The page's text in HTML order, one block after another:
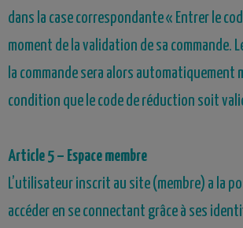
dans la case correspondante « Entrer le
moment de la validation de sa commande.
la commande sera alors automatiquement
condition que le code de réduction soit
Article 5 – Espace membre
L’utilisateur inscrit au site (membre) a la
accéder en se connectant grâce à ses